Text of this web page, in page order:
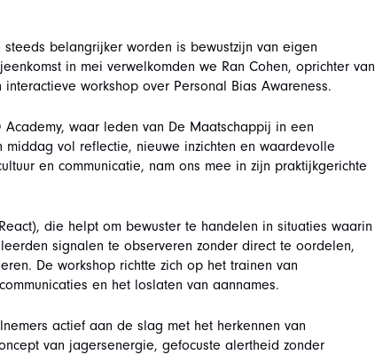
belangrijker worden is bewustzijn van eigen
in mei verwelkomden we Ran Cohen, oprichter van
workshop over Personal Bias Awareness.
waar leden van De Maatschappij in een
vol reflectie, nieuwe inzichten en waardevolle
en communicatie, nam ons mee in zijn praktijkgerichte
die helpt om bewuster te handelen in situaties waarin
signalen te observeren zonder direct te oordelen,
De workshop richtte zich op het trainen van
en het loslaten van aannames.
actief aan de slag met het herkennen van
van jagersenergie, gefocuste alertheid zonder